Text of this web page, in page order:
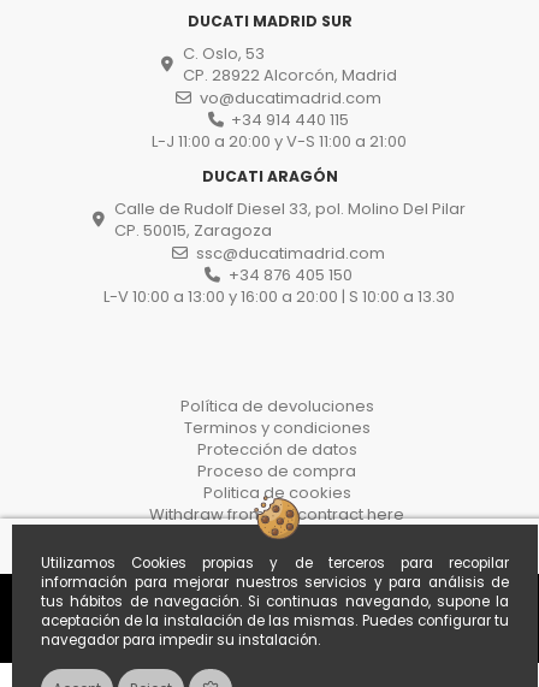
Utilizamos Cookies propias y de terceros para recopilar
información para mejorar nuestros servicios y para análisis de
tus hábitos de navegación. Si continuas navegando, supone la
aceptación de la instalación de las mismas. Puedes configurar tu
navegador para impedir su instalación.
DUCATI MADRID SUR
C. Oslo, 53
CP. 28922 Alcorcón, Madrid
vo@ducatimadrid.com
+34 914 440 115
L-J 11:00 a 20:00 y V-S 11:00 a 21:00
DUCATI ARAGÓN
Calle de Rudolf Diesel 33, pol. Molino Del Pilar
CP. 50015, Zaragoza
ssc@ducatimadrid.com
+34 876 405 150
L-V 10:00 a 13:00 y 16:00 a 20:00 | S 10:00 a 13.30
Política de devoluciones
Terminos y condiciones
Protección de datos
Proceso de compra
Politica de cookies
Withdraw from the contract here